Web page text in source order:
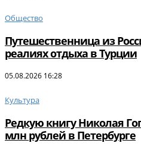
Общество
Путешественница из
реалиях отдыха в Турции
05.08.2026 16:28
Культура
Редкую книгу Николая
млн рублей в Петербурге